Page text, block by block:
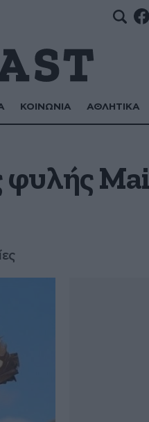
ΚΟΙΝΩΝΙΑ ΑΘΛΗΤΙΚΑ
φυλής